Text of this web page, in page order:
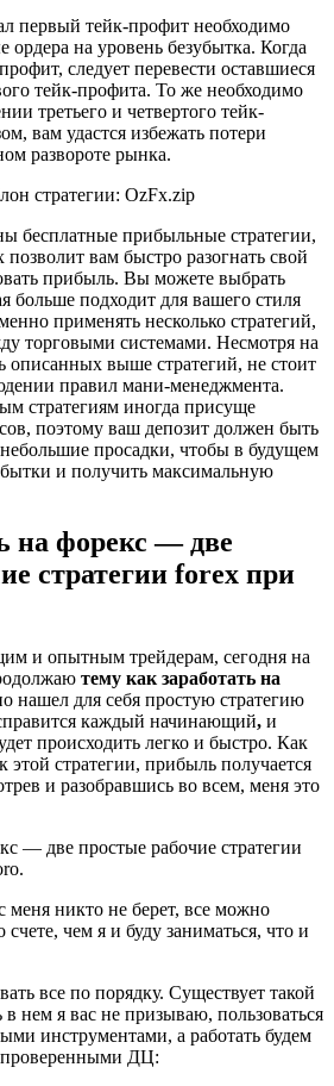
первый тейк-профит необходимо
ордера на уровень безубытка. Когда
следует перевести оставшиеся
тейк-профита. То же необходимо
третьего и четвертого тейк-
вам удастся избежать потери
развороте рынка.
стратегии: OzFx.zip
бесплатные прибыльные стратегии,
вам быстро разогнать свой
прибыль. Вы можете выбрать
больше подходит для вашего стиля
применять несколько стратегий,
торговыми системами. Несмотря на
выше стратегий, не стоит
правил мани-менеджмента.
стратегиям иногда присуще
поэтому ваш депозит должен быть
просадки, чтобы в будущем
и получить максимальную
на форекс — две
стратегии forex при
и опытным трейдерам, сегодня на
тему как заработать на
нашел для себя простую стратегию
каждый начинающий, и
происходить легко и быстро. Как
этой стратегии, прибыль получается
и разобравшись во всем, меня это
— две простые рабочие стратегии
меня никто не берет, все можно
счете, чем я и буду заниматься, что и
все по порядку. Существует такой
в нем я вас не призываю, пользоваться
инструментами, а работать будем
ДЦ: